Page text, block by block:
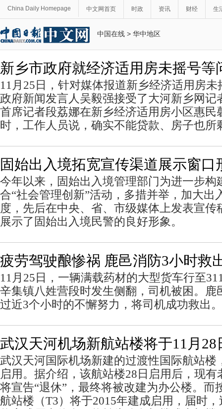
China Daily Homepage 中文网首页 时政 资讯 财经 生
中国在线 > 华中地区
新乡市政府就经济适用房未摇号等
11月25日，针对媒体报道新乡经济适用房
政府新闻发言人吴毅强接受了大河新乡网记
首席记者段荔娜在新乡经济适用房小区惠民
时，工作人员说，确实不能贷款、房子也所
固始出入境拓宽宣传渠道展示窗口
今年以来，固始出入境管理部门为进一步构
合“社会管理创新”活动，多措并举，加大出
度，先后在中央、省、市级媒体上发表宣传
展示了固始出入境民警的良好形象。
疲劳驾驶酿惨祸 鹿邑消防3小时救
11月25日，一辆满载药材的大型货车行至
辛集镇八姓营段时发生侧翻，司机被困。鹿
过近3个小时的不懈努力，将司机成功救出。
武汉天河机场新航站楼将于11月28
武汉天河国际机场新建的过渡性国际航站楼
启用。据介绍，该航站楼28日启用后，现
将宣告“退休”，最终将被改建为办公楼。而
航站楼（T3）将于2015年建成启用，届时